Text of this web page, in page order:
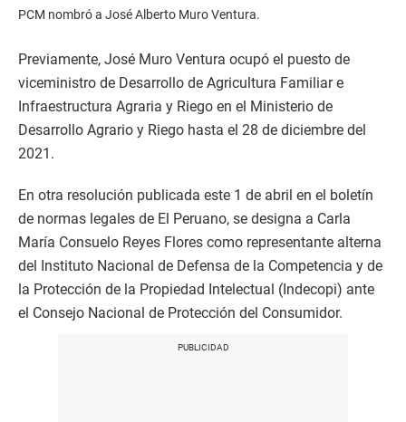
PCM nombró a José Alberto Muro Ventura.
Previamente, José Muro Ventura ocupó el puesto de
viceministro de Desarrollo de Agricultura Familiar e
Infraestructura Agraria y Riego en el Ministerio de
Desarrollo Agrario y Riego hasta el 28 de diciembre del
2021.
En otra resolución publicada este 1 de abril en el boletín
de normas legales de El Peruano, se designa a Carla
María Consuelo Reyes Flores como representante alterna
del Instituto Nacional de Defensa de la Competencia y de
la Protección de la Propiedad Intelectual (Indecopi) ante
el Consejo Nacional de Protección del Consumidor.